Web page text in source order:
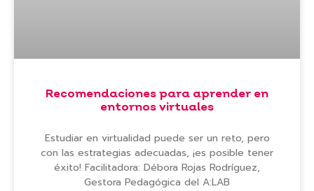
Recomendaciones para aprender en
entornos virtuales
Estudiar en virtualidad puede ser un reto, pero
con las estrategias adecuadas, ¡es posible tener
éxito! Facilitadora: Débora Rojas Rodríguez,
Gestora Pedagógica del A:LAB